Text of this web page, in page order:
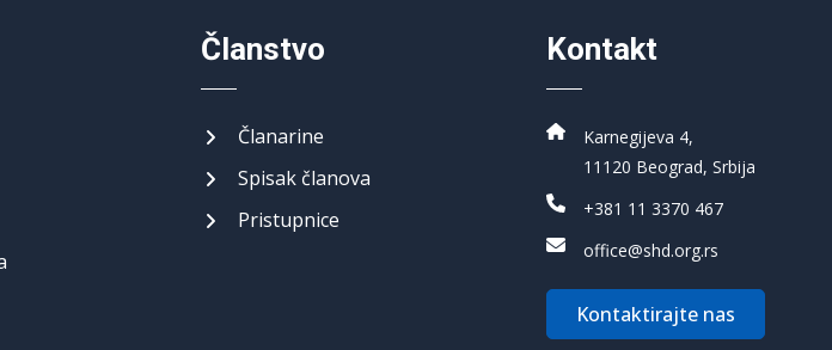
Članstvo
Članarine
Spisak članova
Pristupnice
Kontakt
Karnegijeva 4,
11120 Beograd, Srbija
+381 11 3370 467
office@shd.org.rs
Kontaktirajte nas